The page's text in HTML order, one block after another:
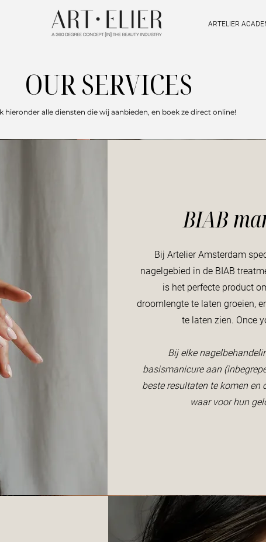
ARTELIER
OUR SERVICES
hieronder alle diensten die wij aanbieden, en boek ze direct online!
BIAB
Bij Artelier Amsterdam
nagelgebied in de BIAB
is het perfecte product
droomlengte te laten groeien,
te laten zien. Once
Bij elke
basismanicure aan
beste resultaten te komen
waar voor hun